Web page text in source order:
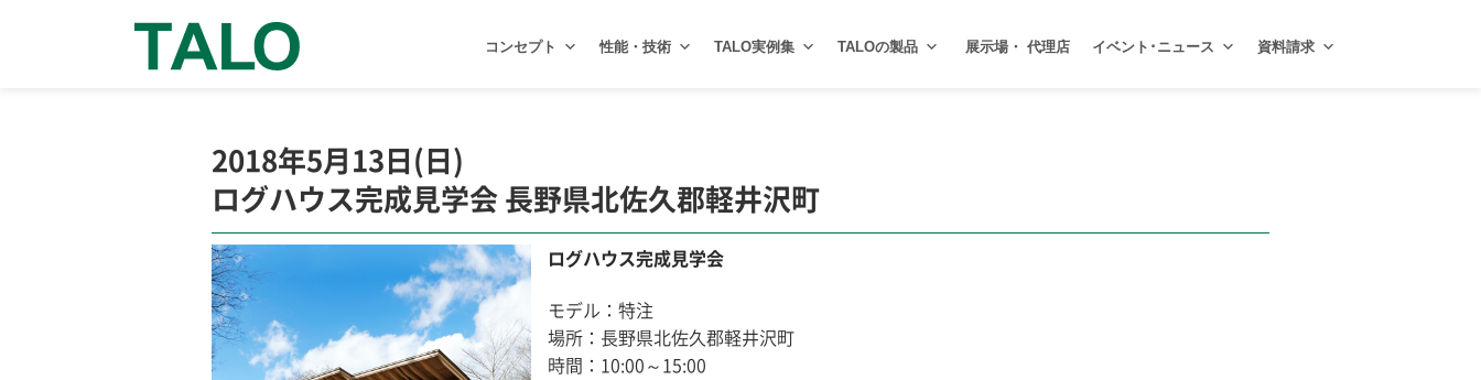
コンセプト 性能・技術 TALO実例集 TALOの製品 展示場・ 代理店 イベント･ニュース 資料請求
2018年5月13日(日)
ログハウス完成見学会 長野県北佐久郡軽井沢町
ログハウス完成見学会
モデル：特注
場所：長野県北佐久郡軽井沢町
時間：10:00～15:00